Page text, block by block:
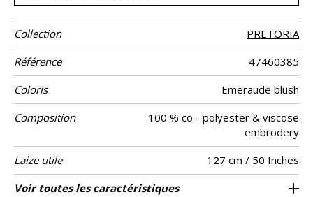
Collection
PRETORIA
Référence
47460385
Coloris
Emeraude blush
Composition
100 % co - polyester & viscose
embrodery
Laize utile
127 cm / 50 Inches
Raccord
Raccord droit
Sens De large
Poids g/m² 460
Performance
aw - 0.15
Usage
Entretien
Pays d'origine Inde
Rapport
64 cm / 25 Inches
Rapport
38 cm / 15 Inches
Voir toutes les caractéristiques